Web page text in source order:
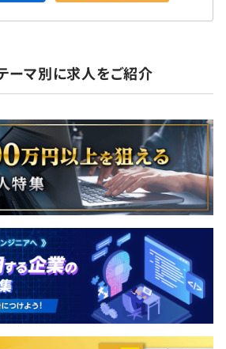
ーマ別に求人をご紹介